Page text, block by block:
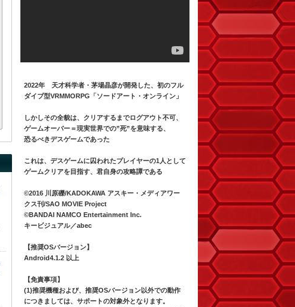
2022年 天才科学者・茅場晶彦が開発した、初のフル
ダイブ型VRMMORPG「ソードアート・オンライン」
しかしその全貌は、クリアするまでログアウト不可、
ゲームオーバー＝現実世界での”死”を意味する、
恐るべきデスゲームであった
これは、デスゲームに囚われたプレイヤーの1人として
ゲームクリアを目指す、君自身の攻略譚である
©2016 川原礫/KADOKAWA アスキー・メディアワー
クス刊/SAO MOVIE Project
©BANDAI NAMCO Entertainment Inc.
キービジュアル／abec
【推奨OSバージョン】
Android4.1.2 以上
【免責事項】
(1)推奨機種および、推奨OSバージョン以外での動作
につきましては、サポートの対象外となります。